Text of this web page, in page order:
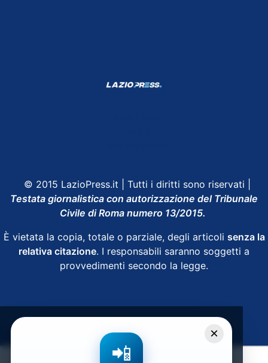
© 2015 LazioPress.it | Tutti i diritti sono riservati |
Testata giornalistica con autorizzazione del Tribunale
Civile di Roma numero 13/2015.
È vietata la copia, totale o parziale, degli articoli senza la
relativa citazione. I responsabili saranno soggetti a
provvedimenti secondo la legge.
×
📲Condividi